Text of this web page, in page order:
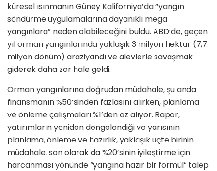
küresel ısınmanın Güney Kaliforniya’da “yangın
söndürme uygulamalarına dayanıklı mega
yangınlara” neden olabileceğini buldu. ABD’de, geçen
yıl orman yangınlarında yaklaşık 3 milyon hektar (7,7
milyon dönüm) araziyandı ve alevlerle savaşmak
giderek daha zor hale geldi.
Orman yangınlarına doğrudan müdahale, şu anda
finansmanın %50’sinden fazlasını alırken, planlama
ve önleme çalışmaları %1’den az alıyor. Rapor,
yatırımların yeniden dengelendiği ve yarısının
planlama, önleme ve hazırlık, yaklaşık üçte birinin
müdahale, son olarak da %20’sinin iyileştirme için
harcanması yönünde “yangına hazır bir formül” talep